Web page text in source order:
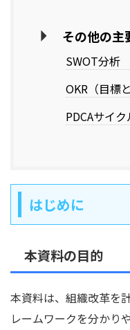
その他の主
SWOT分析
OKR（目標
PDCAサイク
はじめに
本資料の目的
本資料は、組織改革を
レームワークを分かり